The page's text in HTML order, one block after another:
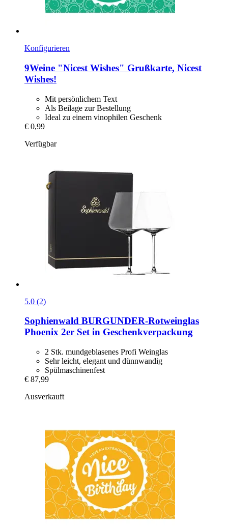
Konfigurieren
9Weine "Nicest Wishes" Grußkarte, Nicest
Wishes!
Mit persönlichem Text
Als Beilage zur Bestellung
Ideal zu einem vinophilen Geschenk
€ 0,99
Verfügbar
5.0 (2)
Sophienwald BURGUNDER-​Rotweinglas
Phoenix 2er Set in Geschenkverpackung
2 Stk. mundgeblasenes Profi Weinglas
Sehr leicht, elegant und dünnwandig
Spülmaschinenfest
€ 87,99
Ausverkauft